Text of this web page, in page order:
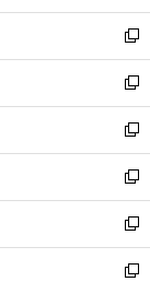
開
く
ウ
で
開
く
ン
ド
ウ
で
開
く
新
し
い
ウ
ィ
ン
ド
ウ
で
開
く
新
し
い
ウ
ィ
ン
ド
ウ
で
新
し
い
ウ
ィ
ン
ド
新
し
い
ウ
ィ
新
し
い
新